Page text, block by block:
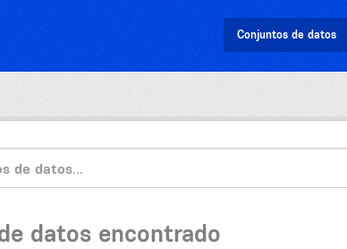
Conjuntos de datos
datos encontrado